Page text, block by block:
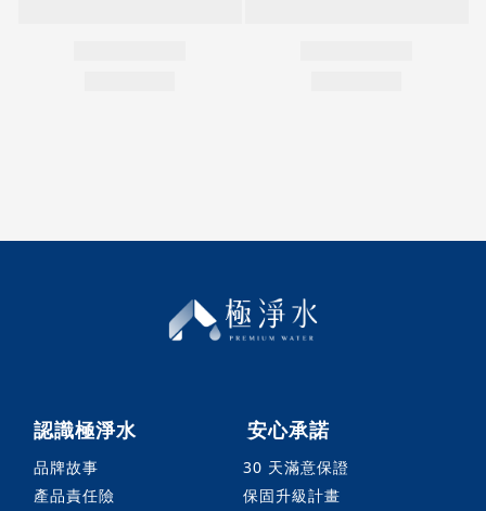
認識極淨水
品牌故事
產品責任險
安心承諾
30 天滿意保證
保固升級計畫